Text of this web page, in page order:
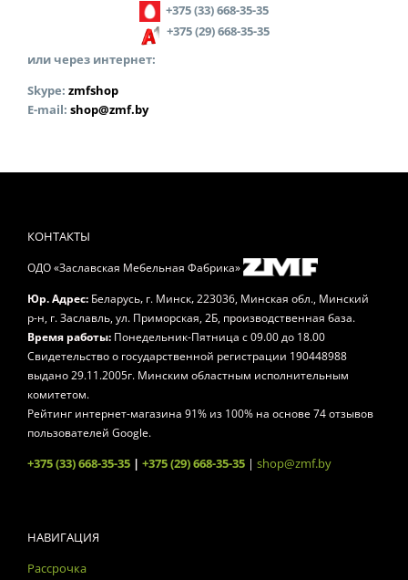
+375 (33) 668-35-35
+375 (29) 668-35-35
или через интернет:
Skype: zmfshop
E-mail: shop@zmf.by
КОНТАКТЫ
ОДО «Заславская Мебельная Фабрика»
Юр. Адрес: Беларусь, г. Минск,223036, Минская обл., Минский
р-н, г. Заславль, ул. Приморская, 2Б, производственная база.
Время работы: Понедельник-Пятница с 09.00 до 18.00
Свидетельство о государственной регистрации 190448988
выдано 29.11.2005г. Минским областным исполнительным
комитетом.
Рейтинг интернет-магазина 91% из 100% на основе74отзывов
пользователей Google.
+375 (33) 668-35-35 | +375 (29) 668-35-35 | shop@zmf.by
НАВИГАЦИЯ
Рассрочка